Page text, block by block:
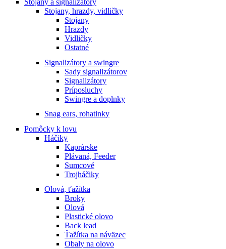
Stojany a signalizátory
Stojany, hrazdy, vidličky
Stojany
Hrazdy
Vidličky
Ostatné
Signalizátory a swingre
Sady signalizátorov
Signalizátory
Príposluchy
Swingre a doplnky
Snag ears, rohatinky
Pomôcky k lovu
Háčiky
Kaprárske
Plávaná, Feeder
Sumcové
Trojháčiky
Olová, ťažítka
Broky
Olová
Plastické olovo
Back lead
Ťažítka na náväzec
Obaly na olovo